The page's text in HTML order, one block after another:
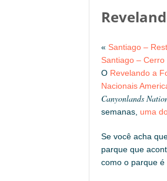
« Santiago –
Santiago –
O Revelando a
Nacionais
Canyonlands
semanas, uma
Se você acha
parque que
como o parque é